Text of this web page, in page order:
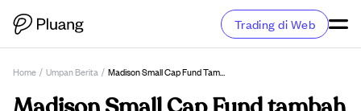
Trading di Web
Home / Umpan Berita / Madison Small Cap Fund Tambah Empat Saham Baru, Keluar Dari Globus Medical Setelah Nilai Pasar Naik Ke $12 Miliar